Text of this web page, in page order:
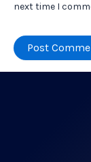
next time I